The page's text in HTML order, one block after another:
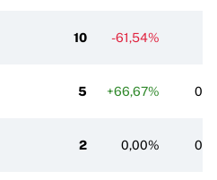
10 -61,54%
5 +66,67%
2 0,00%